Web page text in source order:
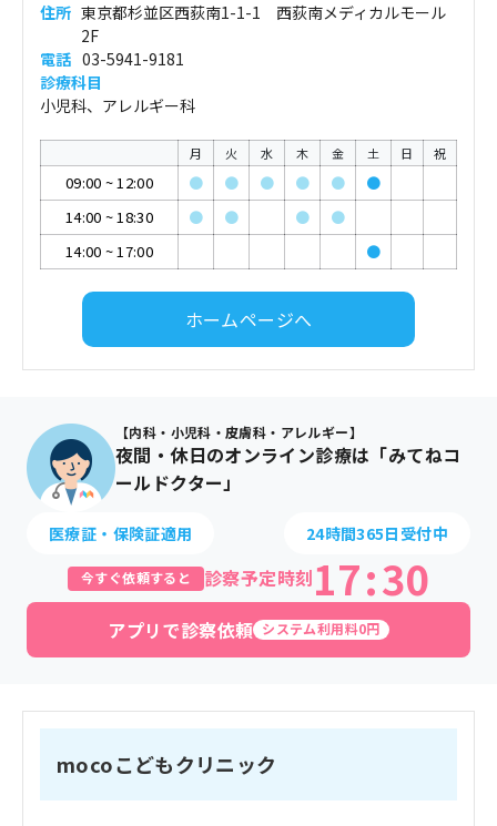
住所 東京都杉並区西荻南1-1-1 西荻南メディカルモール
2F
電話 03-5941-9181
診療科目
小児科、アレルギー科
月 火 水 木 金 土 日 祝
09:00 ~12:00 ● ● ● ● ●
●
14:00 ~18:30 ● ● ●
●
14:00 ~17:00 ●
ホームページへ
【内科・小児科・皮膚科・アレルギー】
夜間・休日のオンライン診療は「みてねコ
ールドクター」
医療証・保険証適用 24時間365日受付中
今すぐ依頼すると 診察予定時刻17:30
アプリで診察依頼 システム利用料0円
mocoこどもクリニック